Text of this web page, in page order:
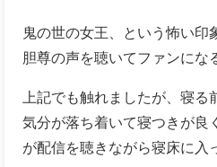
鬼の世の女王、という怖い印
胆尊の声を聴いてファンにな
上記でも触れましたが、寝る
気分が落ち着いて寝つきが良
が配信を聴きながら寝床に入